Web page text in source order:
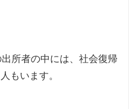
所者の中には、社会復帰
もいます。